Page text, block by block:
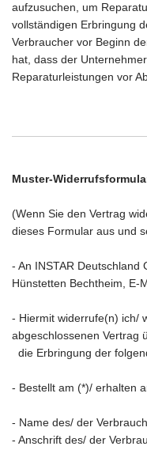
aufzusuchen, um
vollständigen Erbringung
Verbraucher vor Beginn
hat, dass der
Reparaturleistungen vor
Muster-
(Wenn Sie den Vertrag
dieses Formular aus und
- An INSTAR Deutschland
Hünstetten Bechtheim ,
- Hiermit widerrufe(n) ich/
abgeschlossenen Vertrag
die Erbringung der
- Bestellt am (*)/ erhalten
- Name des/ der
- Anschrift des/ der